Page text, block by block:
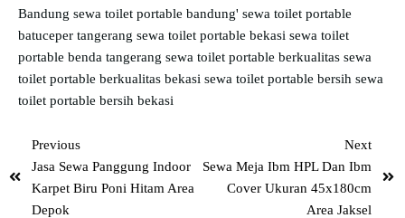
Bandung sewa toilet portable bandung' sewa toilet portable
batuceper tangerang sewa toilet portable bekasi sewa toilet
portable benda tangerang sewa toilet portable berkualitas sewa
toilet portable berkualitas bekasi sewa toilet portable bersih sewa
toilet portable bersih bekasi
Previous
Jasa Sewa Panggung Indoor
Karpet Biru Poni Hitam Area
Depok
Next
Sewa Meja Ibm HPL Dan Ibm
Cover Ukuran 45x180cm
Area Jaksel